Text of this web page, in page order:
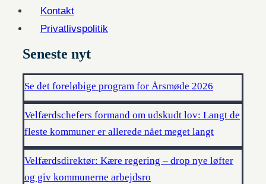
Kontakt
Privatlivspolitik
Seneste nyt
Se det foreløbige program for Årsmøde 2026
Velfærdschefers formand om udskudt lov: Langt de
fleste kommuner er allerede nået meget langt
Velfærdsdirektør: Kære regering – drop nye løfter
og giv kommunerne arbejdsro